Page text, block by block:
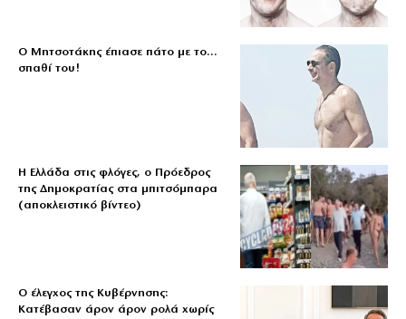
Ο Μητσοτάκης έπιασε πάτο με το…
σπαθί του!
Η Ελλάδα στις φλόγες, ο Πρόεδρος
της Δημοκρατίας στα μπιτσόμπαρα
(αποκλειστικό βίντεο)
Ο έλεγχος της Κυβέρνησης:
Κατέβασαν άρον άρον ρολά χωρίς